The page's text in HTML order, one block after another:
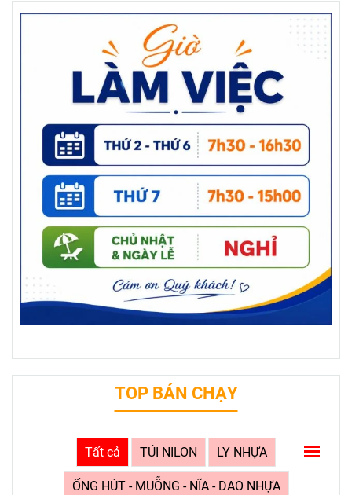
TOP BÁN CHẠY
Tất cả TÚI NILON LY NHỰA
ỐNG HÚT - MUỖNG - NĨA - DAO NHỰA